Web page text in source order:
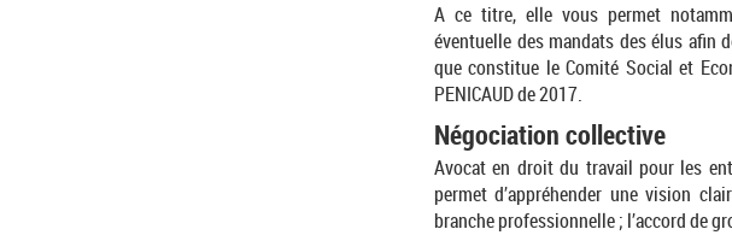
A ce titre, elle vous permet
éventuelle des mandats des élus afin
que constitue le Comité Social et
PENICAUD de 2017.
Négociation collective
Avocat en droit du travail pour les
permet d’appréhender une vision
branche professionnelle ; l’accord de